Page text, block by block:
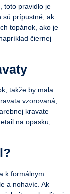
toto pravidlo je
sú prípustné, ak
topánok, ako je
čiernej
takže by mala
vzorovaná,
kravate
na opasku
k formálnym
a nohavíc. Ak